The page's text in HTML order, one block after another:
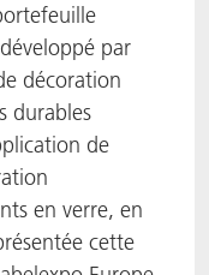
par
décoration
durables
de
en verre, en
cette